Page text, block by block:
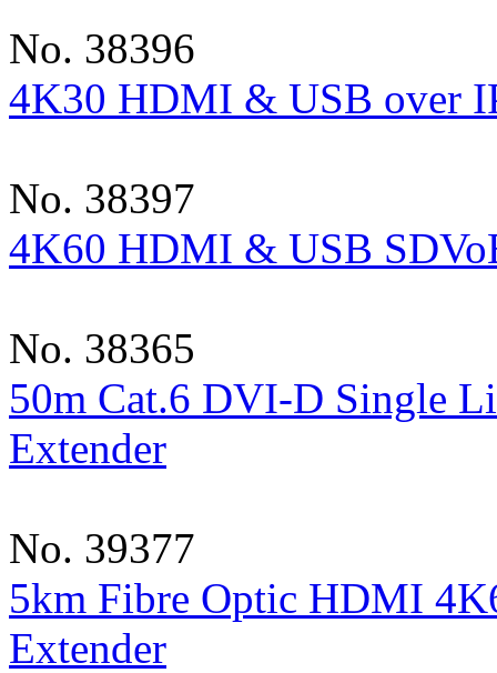
No. 38396
4K30 HDMI & USB over
No. 38397
4K60 HDMI & USB
No. 38365
50m Cat.6 DVI-D Single
Extender
No. 39377
5km Fibre Optic HDMI
Extender